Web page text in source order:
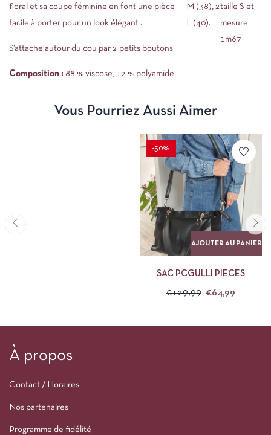
floral et sa coupe féminine en font une pièce
facile à porter pour un look élégant .
S’attache autour du cou par 2 petits boutons.
Composition : 88 % viscose, 12 % polyamide
M (38), 2
L (40).
taille S et
mesure
1m67
Vous Pourriez Aussi Aimer
-50%
AJOUTER AU PANIER
SAC PCGULLI PIECES
€129,99 €64,99
À propos
Contact / Horaires
Nos partenaires
Programme de fidélité